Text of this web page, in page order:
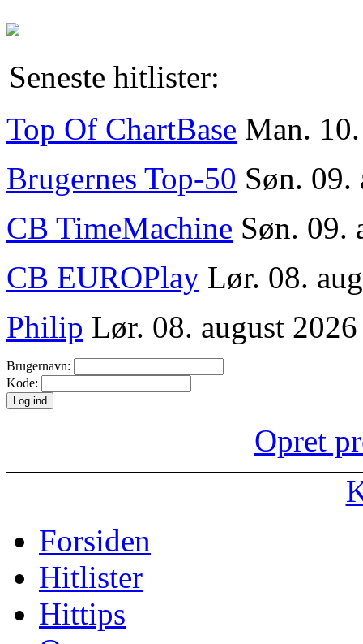
Seneste hitlister:
Top Of ChartBase Man.
Brugernes Top-50 Søn. 09.
CB TimeMachine Søn. 09.
CB EUROPlay Lør. 08.
Philip Lør. 08. august
Brugernavn:
Kode:
Opret
Forsiden
Hitlister
Hittips